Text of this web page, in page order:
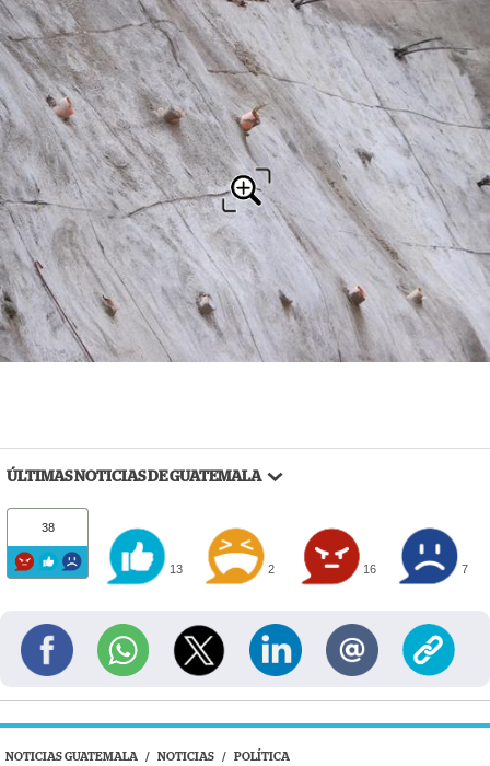
ÚLTIMAS NOTICIAS DE GUATEMALA
38
13 2 16 7
NOTICIAS GUATEMALA / NOTICIAS / POLÍTICA